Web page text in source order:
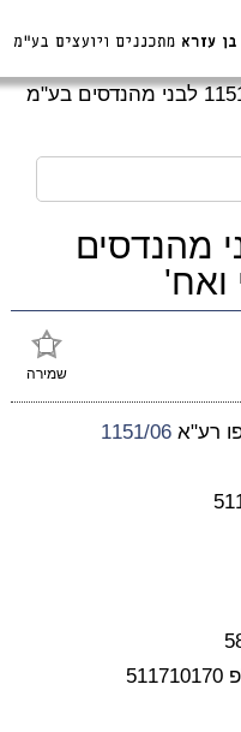
רע"א 1151/06 לבני מהנדסים בע"מ
06 לבני מהנדסים
ואח'
שמירה
רע"א 1151/06